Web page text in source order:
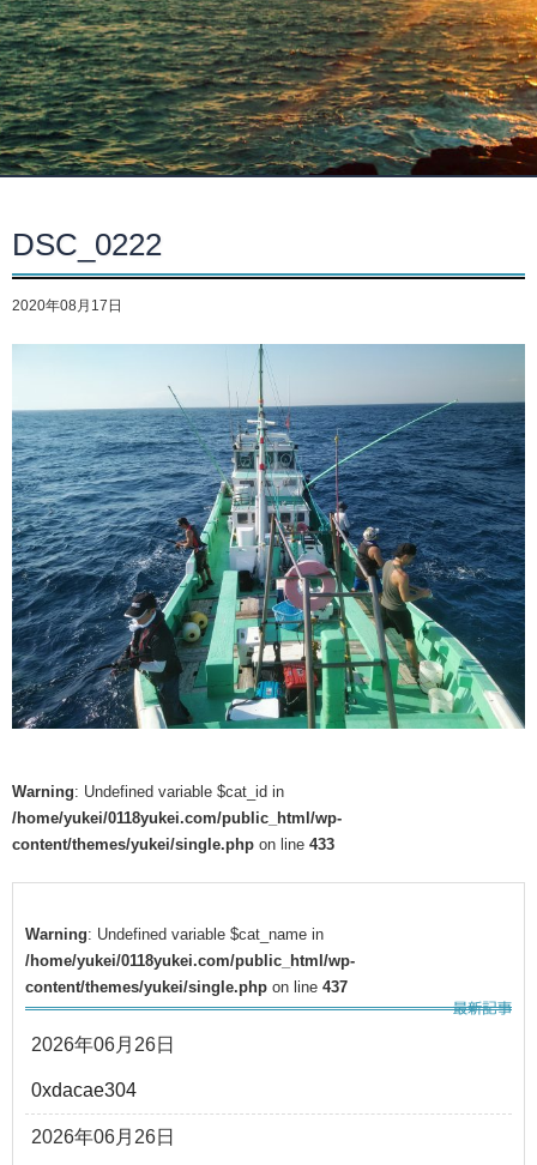
DSC_0222
2020年08月17日
Warning: Undefined variable $cat_id in
/home/yukei/0118yukei.com/public_html/wp-
content/themes/yukei/single.php on line 433
Warning: Undefined variable $cat_name in
/home/yukei/0118yukei.com/public_html/wp-
content/themes/yukei/single.php on line 437
2026年06月26日
0xdacae304
2026年06月26日